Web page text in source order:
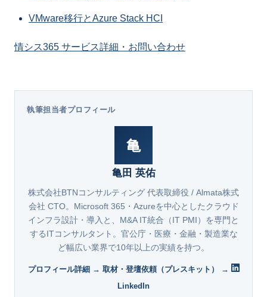
VMware移行とAzure Stack HCI
情シス365 サービス詳細・お問い合わせ
執筆担当者プロフィール
亀
亀田 英佑
株式会社BTNコンサルティング 代表取締役 / Almata株式
会社 CTO。Microsoft 365・Azureを中心としたクラウド
インフラ設計・導入と、M&A IT統合（IT PMI）を専門と
するITコンサルタント。官公庁・医療・金融・製造業な
ど幅広い業界で10年以上の実績を持つ。
プロフィール詳細 → 取材・登壇依頼（プレスキット） →
LinkedIn